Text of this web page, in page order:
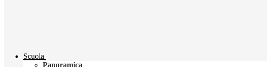
Scuola
Panoramica